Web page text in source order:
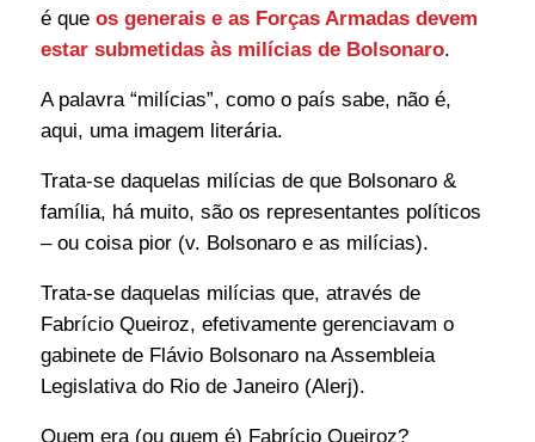
é que os generais e as Forças Armadas devem
estar submetidas às milícias de Bolsonaro.
A palavra “milícias”, como o país sabe, não é,
aqui, uma imagem literária.
Trata-se daquelas milícias de que Bolsonaro &
família, há muito, são os representantes políticos
– ou coisa pior (v. Bolsonaro e as milícias).
Trata-se daquelas milícias que, através de
Fabrício Queiroz, efetivamente gerenciavam o
gabinete de Flávio Bolsonaro na Assembleia
Legislativa do Rio de Janeiro (Alerj).
Quem era (ou quem é) Fabrício Queiroz?